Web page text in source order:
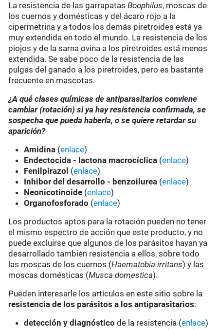
La resistencia de las garrapatasBoophilus, moscas de
los cuernos y domésticas y del ácaro rojo a la
cipermetrina y a todos los demás piretroides está ya
muy extendida en todo el mundo. La resistencia de los
piojos y de la sarna ovina a los piretroides está menos
extendida. Se sabe poco de la resistencia de las
pulgas del ganado a los piretroides, pero es bastante
frecuente en mascotas.
¿A qué clases químicas de antiparasitarios conviene
cambiar (rotación) si ya hay resistencia confirmada, se
sospecha que pueda haberla, o se quiere retardar su
aparición?
Amidina (enlace)
Endectocida - lactona macrocíclica (enlace)
Fenilpirazol (enlace)
Inhibor del desarrollo - benzoilurea (enlace)
Neonicotinoide (enlace)
Organofosforado (enlace)
Los productos aptos para la rotación pueden no tener
el mismo espectro de acción que este producto, y no
puede excluirse que algunos de los parásitos hayan ya
desarrollado también resistencia a ellos, sobre todo
las moscas de los cuernos (Haematobia irritans) y las
moscas domésticas (Musca domestica).
Pueden interesarle los artículos en este sitio sobre la
resistencia de los parásitos a los antiparasitarios:
detección y diagnóstico de la resistencia (enlace)